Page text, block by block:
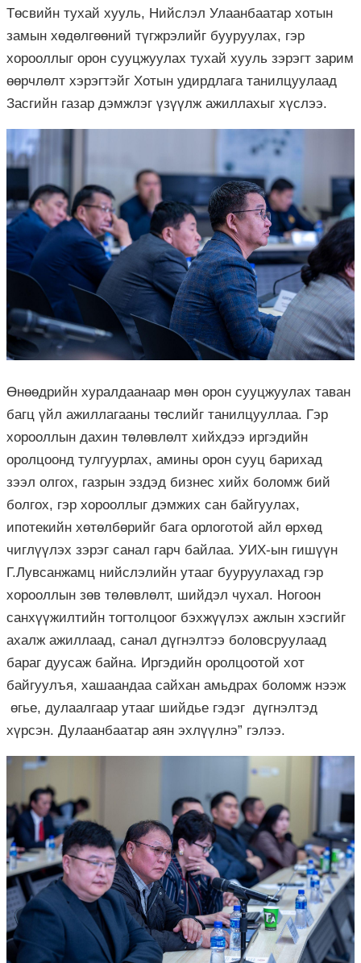
Төсвийн тухай хууль, Нийслэл Улаанбаатар хотын
замын хөдөлгөөний түгжрэлийг бууруулах, гэр
хорооллыг орон сууцжуулах тухай хууль зэрэгт зарим
өөрчлөлт хэрэгтэйг Хотын удирдлага танилцуулаад
Засгийн газар дэмжлэг үзүүлж ажиллахыг хүслээ.
Өнөөдрийн хуралдаанаар мөн орон сууцжуулах таван
багц үйл ажиллагааны төслийг танилцууллаа. Гэр
хорооллын дахин төлөвлөлт хийхдээ иргэдийн
оролцоонд тулгуурлах, амины орон сууц барихад
зээл олгох, газрын эздэд бизнес хийх боломж бий
болгох, гэр хорооллыг дэмжих сан байгуулах,
ипотекийн хөтөлбөрийг бага орлоготой айл өрхөд
чиглүүлэх зэрэг санал гарч байлаа. УИХ-ын гишүүн
Г.Лувсанжамц нийслэлийн утааг бууруулахад гэр
хорооллын зөв төлөвлөлт, шийдэл чухал. Ногоон
санхүүжилтийн тогтолцоог бэхжүүлэх ажлын хэсгийг
ахалж ажиллаад, санал дүгнэлтээ боловсруулаад
бараг дуусаж байна. Иргэдийн оролцоотой хот
байгуулъя, хашаандаа сайхан амьдрах боломж нээж
өгье, дулаалгаар утааг шийдье гэдэг дүгнэлтэд
хүрсэн. Дулаанбаатар аян эхлүүлнэ” гэлээ.